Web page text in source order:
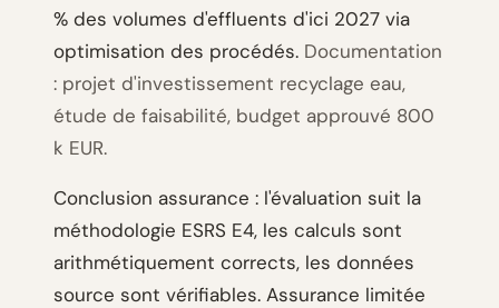
% des volumes d'effluents d'ici 2027 via
optimisation des procédés. Documentation
: projet d'investissement recyclage eau,
étude de faisabilité, budget approuvé 800
k EUR.
Conclusion assurance : l'évaluation suit la
méthodologie ESRS E4, les calculs sont
arithmétiquement corrects, les données
source sont vérifiables. Assurance limitée